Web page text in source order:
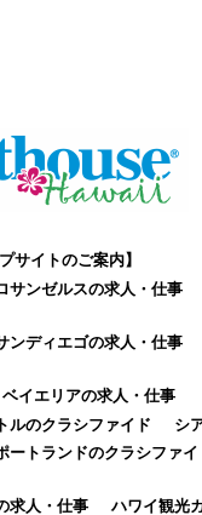
サイトのご案内】
サンゼルスの求人・仕事
ンディエゴの求人・仕事
イエリアの求人・仕事
ルのクラシファイド
シ
ートランドのクラシファイ
求人・仕事 ハワイ観光